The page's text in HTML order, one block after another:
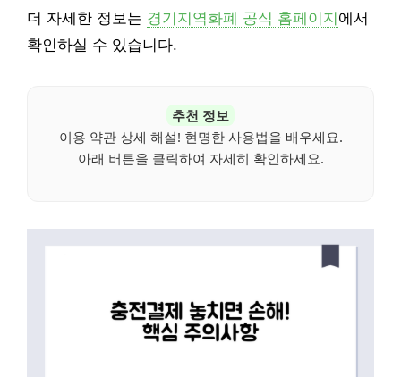
더 자세한 정보는 경기지역화폐 공식 홈페이지 에서
확인하실 수 있습니다.
추천 정보
이용 약관 상세 해설! 현명한 사용법을 배우세요.
아래 버튼을 클릭하여 자세히 확인하세요.